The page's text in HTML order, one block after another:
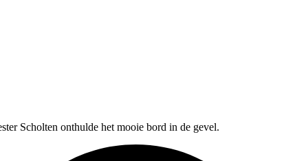
Scholten onthulde het mooie bord in de gevel.